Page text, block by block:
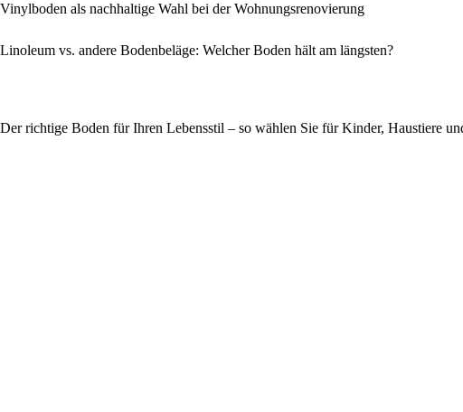
Vinylboden als nachhaltige Wahl bei der Wohnungsrenovierung
Linoleum vs. andere Bodenbeläge: Welcher Boden hält am längsten?
Der richtige Boden für Ihren Lebensstil – so wählen Sie für Kinder, Haustiere